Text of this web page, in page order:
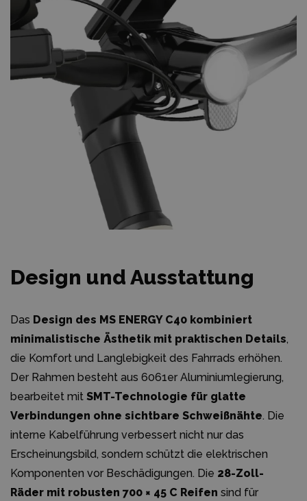
Design und Ausstattung
Das Design des MS ENERGY C40 kombiniert
minimalistische Ästhetik mit praktischen Details,
die Komfort und Langlebigkeit des Fahrrads erhöhen.
Der Rahmen besteht aus 6061er Aluminiumlegierung,
bearbeitet mit SMT-Technologie für glatte
Verbindungen ohne sichtbare Schweißnähte. Die
interne Kabelführung verbessert nicht nur das
Erscheinungsbild, sondern schützt die elektrischen
Komponenten vor Beschädigungen. Die 28-Zoll-
Räder mit robusten 700 × 45 C Reifen sind für